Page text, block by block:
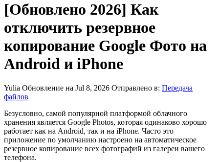
[Обновлено 2026] Как
отключить резервное
копирование Google Фото на
Android и iPhone
Yulia Обновление на Jul 8, 2026 Отправлено в: Передача
файлов
Безусловно, самой популярной платформой облачного
хранения является Google Photos, которая одинаково хорошо
работает как на Android, так и на iPhone. Часто это
приложение по умолчанию настроено на автоматическое
резервное копирование всех фотографий из галереи вашего
телефона.